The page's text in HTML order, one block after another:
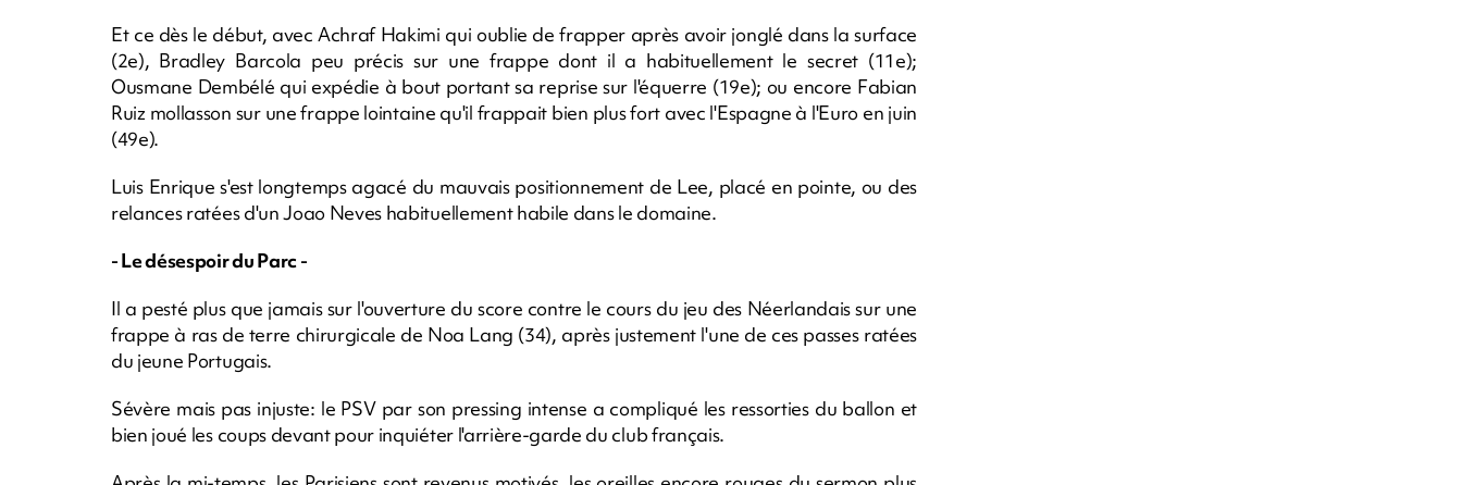
Et ce dès le début, avec Achraf Hakimi qui oublie de frapper après avoir jonglé dans la surface
(2e), Bradley Barcola peu précis sur une frappe dont il a habituellement le secret (11e);
Ousmane Dembélé qui expédie à bout portant sa reprise sur l'équerre (19e); ou encore Fabian
Ruiz mollasson sur une frappe lointaine qu'il frappait bien plus fort avec l'Espagne à l'Euro en juin
(49e).
Luis Enrique s'est longtemps agacé du mauvais positionnement de Lee, placé en pointe, ou des
relances ratées d'un Joao Neves habituellement habile dans le domaine.
- Le désespoir du Parc -
Il a pesté plus que jamais sur l'ouverture du score contre le cours du jeu des Néerlandais sur une
frappe à ras de terre chirurgicale de Noa Lang (34), après justement l'une de ces passes ratées
du jeune Portugais.
Sévère mais pas injuste: le PSV par son pressing intense a compliqué les ressorties du ballon et
bien joué les coups devant pour inquiéter l'arrière-garde du club français.